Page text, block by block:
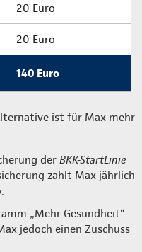
20 Euro
20 Euro
140 Euro
ist für Max mehr
der BKK-StartLinie
zahlt Max jährlich
„Mehr Gesundheit“
jedoch einen Zuschuss